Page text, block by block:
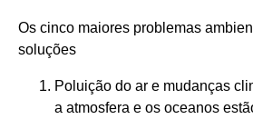
Os cinco maiores problemas
soluções
Poluição do ar e mudanças
a atmosfera e os oceanos